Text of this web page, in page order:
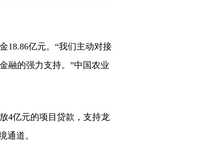
亿元。“我们主动对接
融的强力支持。”中国农业
4亿元的项目贷款，支持龙
通道。